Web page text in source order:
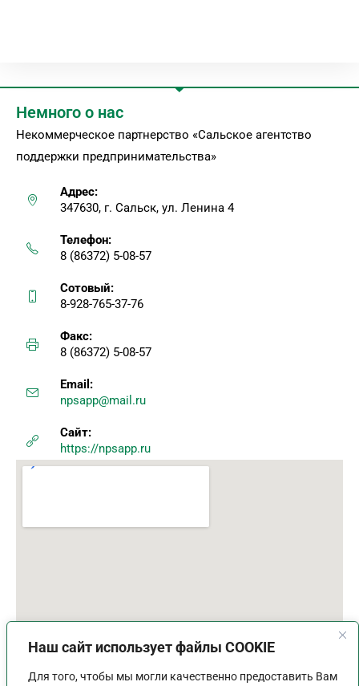
Наш сайт использует файлы COOKIE
Для того, чтобы мы могли качественно предоставить Вам
Немного о нас
Некоммерческое партнерство «Сальское агентство
поддержки предпринимательства»
Адрес:
347630, г. Сальск, ул. Ленина 4
Телефон:
8 (86372) 5-08-57
Сотовый:
8-928-765-37-76
Факс:
8 (86372) 5-08-57
Email:
npsapp@mail.ru
Сайт:
https://npsapp.ru